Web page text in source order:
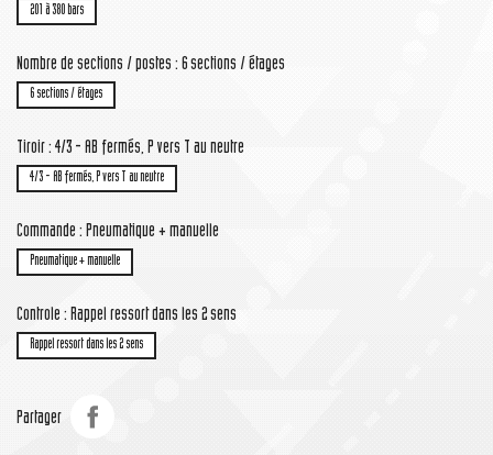
201 à 380 bars
Nombre de sections / postes : 6 sections / étages
6 sections / étages
Tiroir : 4/3 - AB fermés, P vers T au neutre
4/3 - AB fermés, P vers T au neutre
Commande : Pneumatique + manuelle
Pneumatique + manuelle
Controle : Rappel ressort dans les 2 sens
Rappel ressort dans les 2 sens
Partager